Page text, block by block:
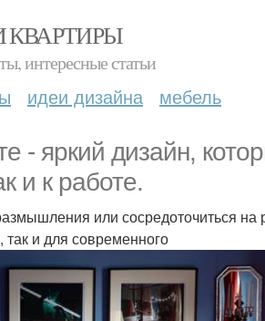
КВАРТИРЫ
интересные статьи
идеи дизайна мебель
- яркий дизайн,
и к работе.
или сосредоточиться на
так и для современного